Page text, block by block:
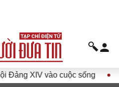
vào cuộc sống Hướng tới